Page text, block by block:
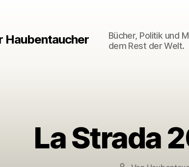
Haubentaucher
Bücher, Politik und
dem Rest der Welt.
La Strada